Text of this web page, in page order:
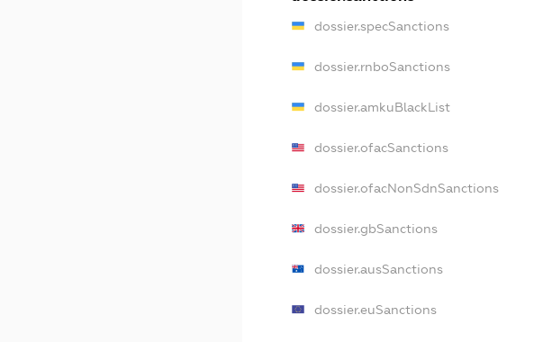
dossier.specSanctions
dossier.rnboSanctions
dossier.amkuBlackList
dossier.ofacSanctions
dossier.ofacNonSdnSanctions
dossier.gbSanctions
dossier.ausSanctions
dossier.euSanctions